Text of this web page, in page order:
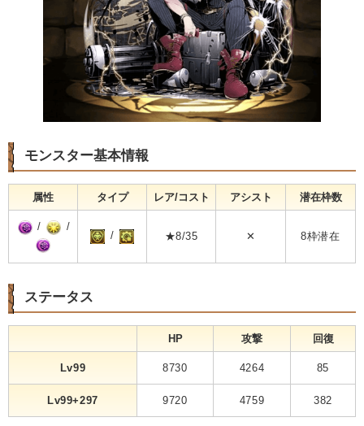
モンスター基本情報
属性 タイプ レア/コスト アシスト 潜在枠数
/ /
/ ★8/35 ✕ 8枠潜在
ステータス
HP 攻撃 回復
Lv99 8730 4264 85
Lv99+297 9720 4759 382